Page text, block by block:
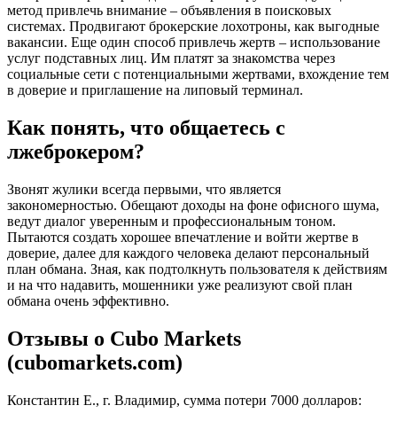
метод привлечь внимание – объявления в поисковых
системах. Продвигают брокерские лохотроны, как выгодные
вакансии. Еще один способ привлечь жертв – использование
услуг подставных лиц. Им платят за знакомства через
социальные сети с потенциальными жертвами, вхождение тем
в доверие и приглашение на липовый терминал.
Как понять, что общаетесь с
лжеброкером?
Звонят жулики всегда первыми, что является
закономерностью. Обещают доходы на фоне офисного шума,
ведут диалог уверенным и профессиональным тоном.
Пытаются создать хорошее впечатление и войти жертве в
доверие, далее для каждого человека делают персональный
план обмана. Зная, как подтолкнуть пользователя к действиям
и на что надавить, мошенники уже реализуют свой план
обмана очень эффективно.
Отзывы о Cubo Markets
(cubomarkets.com)
Константин Е., г. Владимир, сумма потери 7000 долларов: